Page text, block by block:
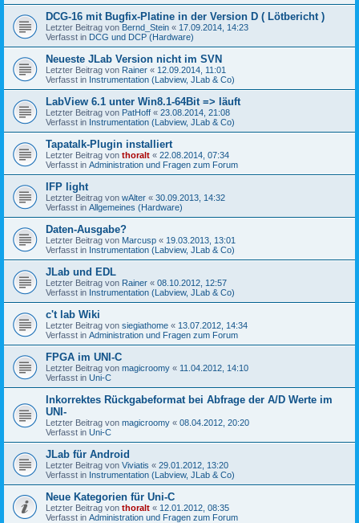
DCG-16 mit Bugfix-Platine in der Version D ( Lötbericht )
Letzter Beitrag von Bernd_Stein « 17.09.2014, 14:23
Verfasst in DCG und DCP (Hardware)
Neueste JLab Version nicht im SVN
Letzter Beitrag von Rainer « 12.09.2014, 11:01
Verfasst in Instrumentation (Labview, JLab & Co)
LabView 6.1 unter Win8.1-64Bit => läuft
Letzter Beitrag von PatHoff « 23.08.2014, 21:08
Verfasst in Instrumentation (Labview, JLab & Co)
Tapatalk-Plugin installiert
Letzter Beitrag von thoralt « 22.08.2014, 07:34
Verfasst in Administration und Fragen zum Forum
IFP light
Letzter Beitrag von wAlter « 30.09.2013, 14:32
Verfasst in Allgemeines (Hardware)
Daten-Ausgabe?
Letzter Beitrag von Marcusp « 19.03.2013, 13:01
Verfasst in Instrumentation (Labview, JLab & Co)
JLab und EDL
Letzter Beitrag von Rainer « 08.10.2012, 12:57
Verfasst in Instrumentation (Labview, JLab & Co)
c't lab Wiki
Letzter Beitrag von siegiathome « 13.07.2012, 14:34
Verfasst in Administration und Fragen zum Forum
FPGA im UNI-C
Letzter Beitrag von magicroomy « 11.04.2012, 14:10
Verfasst in Uni-C
Inkorrektes Rückgabeformat bei Abfrage der A/D Werte im
UNI-
Letzter Beitrag von magicroomy « 08.04.2012, 20:20
Verfasst in Uni-C
JLab für Android
Letzter Beitrag von Viviatis « 29.01.2012, 13:20
Verfasst in Instrumentation (Labview, JLab & Co)
Neue Kategorien für Uni-C
Letzter Beitrag von thoralt « 12.01.2012, 08:35
Verfasst in Administration und Fragen zum Forum